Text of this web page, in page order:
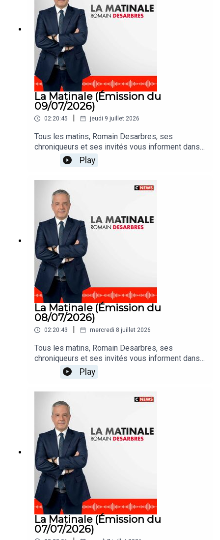
La Matinale (Émission du
09/07/2026)
02:20:45 | jeudi 9 juillet 2026
Tous les matins, Romain Desarbres, ses
chroniqueurs et ses invités vous informent dans
#LaMatinale
Play
La Matinale (Émission du
08/07/2026)
02:20:43 | mercredi 8 juillet 2026
Tous les matins, Romain Desarbres, ses
chroniqueurs et ses invités vous informent dans
#LaMatinale
Play
La Matinale (Émission du
07/07/2026)